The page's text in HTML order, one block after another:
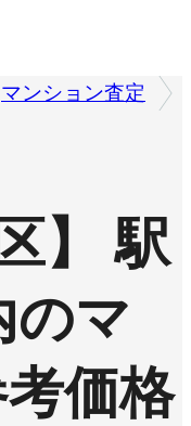
マンション査定
】 駅
のマ
価格